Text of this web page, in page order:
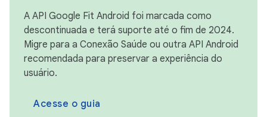
A API Google Fit Android foi marcada como
descontinuada e terá suporte até o fim de 2024.
Migre para a Conexão Saúde ou outra API Android
recomendada para preservar a experiência do
usuário.
Acesse o guia